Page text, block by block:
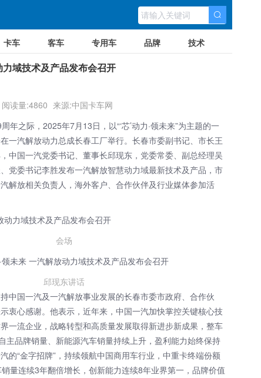
卡车 客车 专用车 品牌 技术
力域技术及产品发布会召开
阅读量:4860 来源:中国卡车网
年之际，2025年7月13日，以“‘芯’动力·领未来”为主题的一
一汽解放动力总成长春工厂举行。长春市委副书记、市长王
中国一汽党委书记、董事长邱现东，党委常委、副总经理吴
党委书记李胜发布一汽解放智慧动力域最新技术及产品，市
解放相关负责人，海外客户、合作伙伴及行业媒体参加活
会场
邱现东讲话
中国一汽及一汽解放事业发展的长春市委市政府、合作伙
衷心感谢。他表示，近年来，中国一汽加快掌控关键核心技
一流企业，战略转型和高质量发展取得新进步新成果，整车
主品牌销量、新能源汽车销量持续上升，盈利能力始终保持
的“金字招牌”，持续领航中国商用车行业，中重卡终端份额
量连续3年翻倍增长，创新能力连续8年业界第一，品牌价值